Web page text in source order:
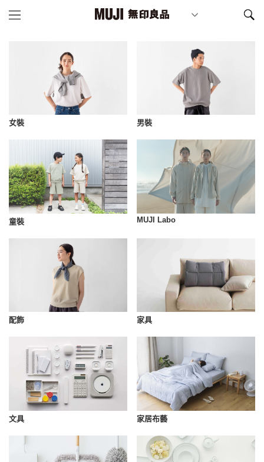
女裝 男裝
童裝 MUJI Labo
配飾 家具
文具 家居布藝